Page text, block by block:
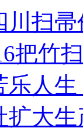
川扫
把竹
人生
扩大